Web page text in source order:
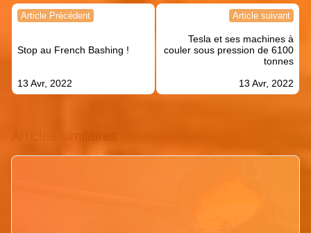
Navigation
l’article
Article Précédent
Stop au French Bashing !
13 Avr, 2022
Article suivant
Tesla et ses machines à
couler sous pression de 6100
tonnes
13 Avr, 2022